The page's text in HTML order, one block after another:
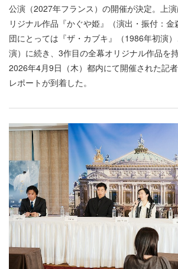
公演（2027年フランス）の開催が決定。上
リジナル作品『かぐや姫』（演出・振付：
団にとっては『ザ・カブキ』（1986年初演
演）に続き、3作目の全幕オリジナル作品を
2026年4月9日（木）都内にて開催された記
レポートが到着した。